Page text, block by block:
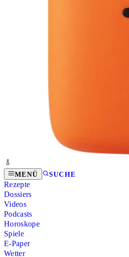
MENÜ SUCHE
Rezepte
Dossiers
Videos
Podcasts
Horoskope
Spiele
E-Paper
Wetter